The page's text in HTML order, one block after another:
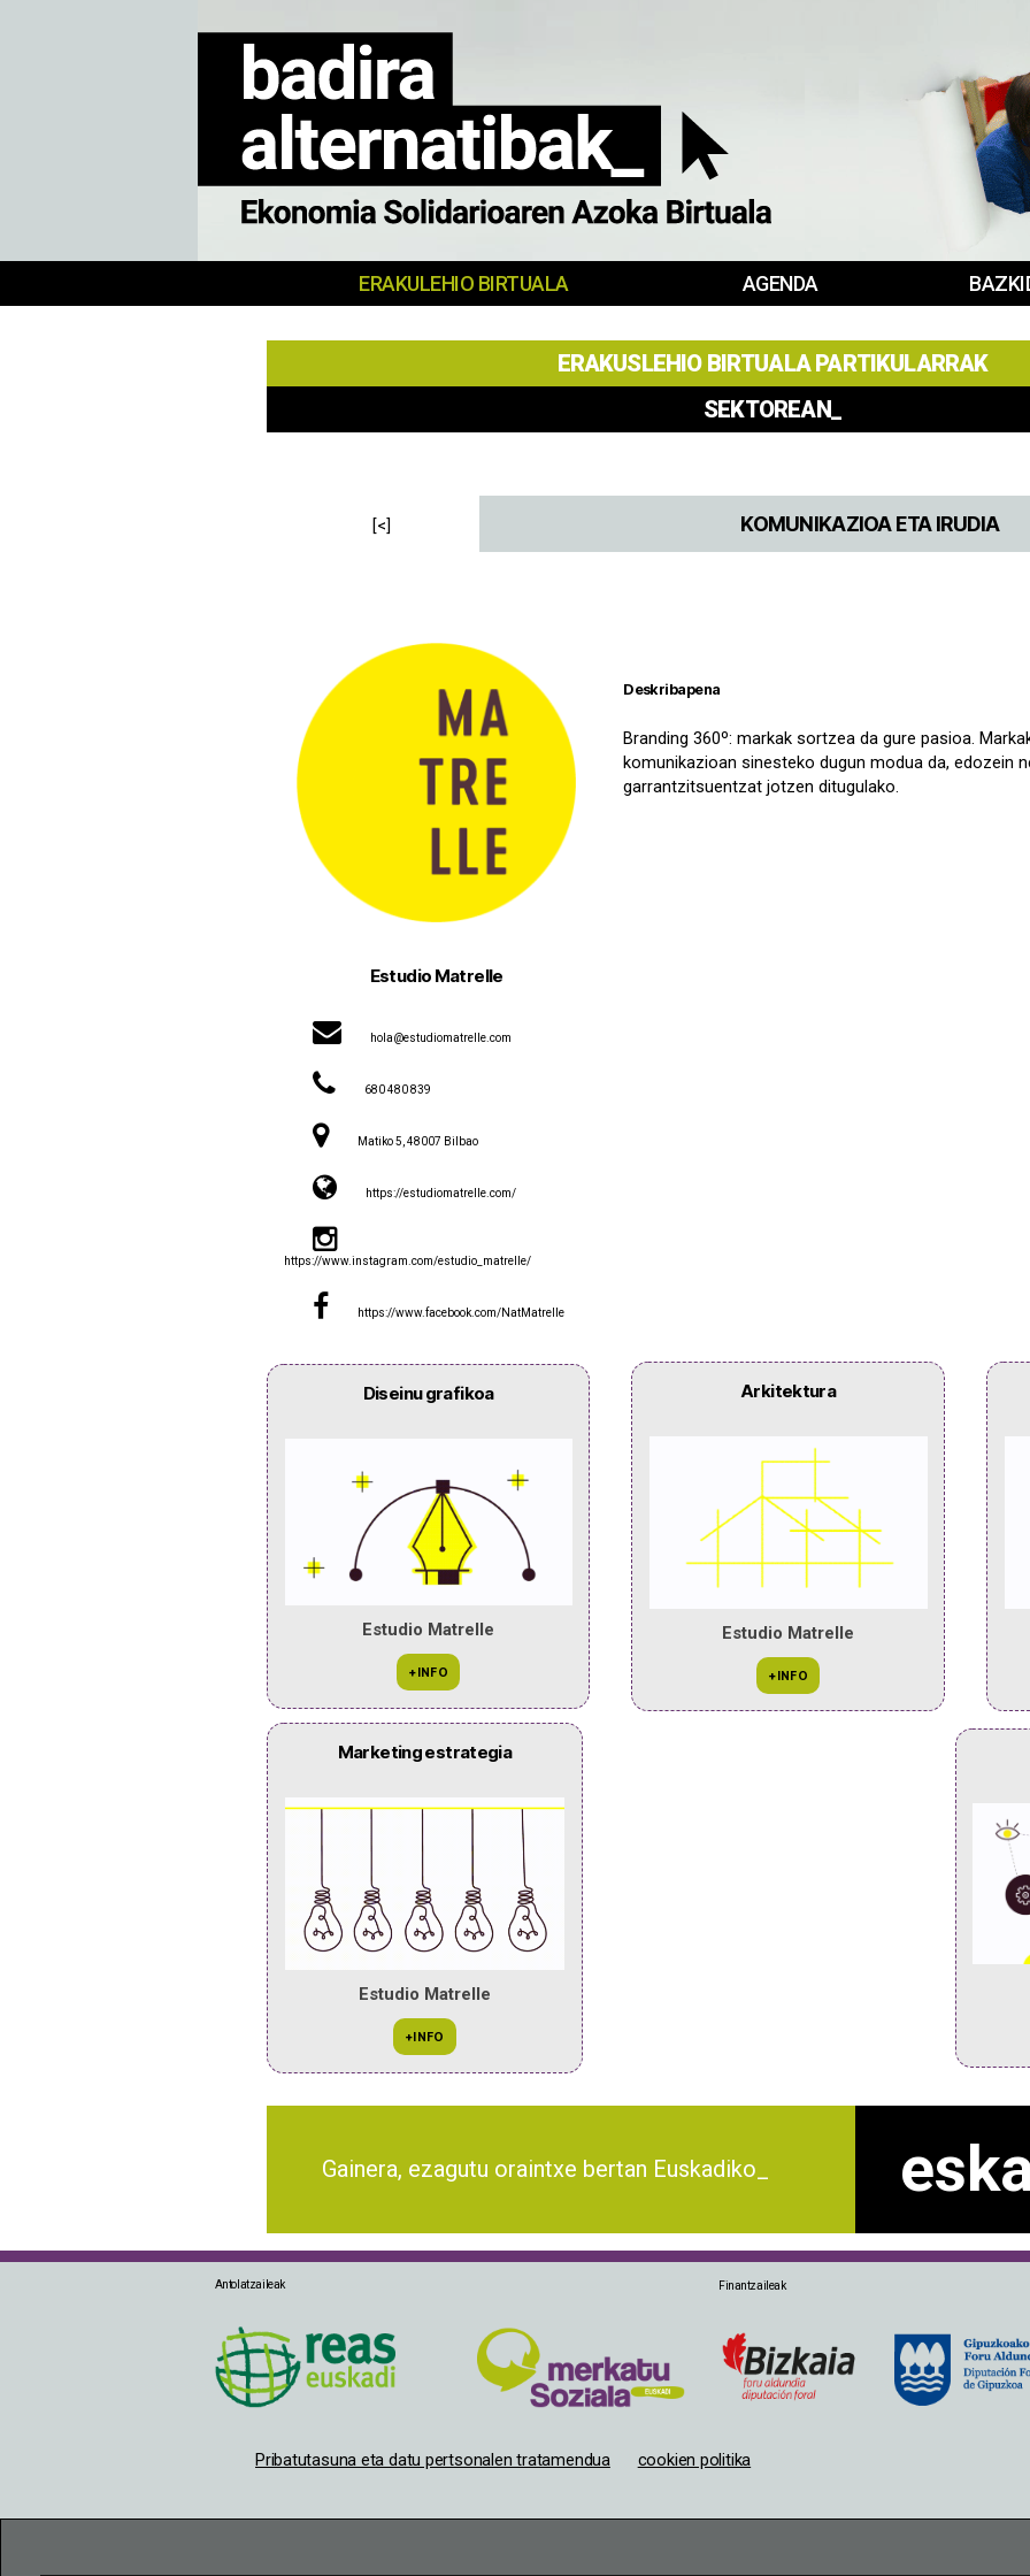
ERAKULEHIO BIRTUALA AGENDA
ERAKUSLEHIO BIRTUALA PARTIKULARRAK
SEKTOREAN_
[<] KOMUNIKAZIOA ETA IRUDIA
Estudio Matrelle
hola@estudiomatrelle.com
680 480 839
Matiko 5, 48007 Bilbao
https://estudiomatrelle.com/
https://www.instagram.com/estudio_matrelle/
https://www.facebook.com/NatMatrelle
Deskribapena
Branding 360º: markak sortzea da gure pasioa.
komunikazioan sinesteko dugun modua da, edozein
garrantzitsuentzat jotzen ditugulako.
Diseinu grafikoa
Estudio Matrelle
Arkitektura
Estudio Matrelle
Marketing estrategia
Estudio Matrelle
merkat_
Antolatzaileak Finantzaileak
Pribatutasuna eta datu pertsonalen tratamendua cookien politika